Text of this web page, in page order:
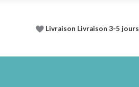
Livraison Livraison 3-5 jours